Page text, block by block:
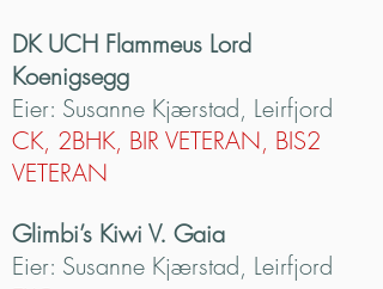
DK UCH Flammeus Lord
Koenigsegg
Eier: Susanne Kjærstad, Leirfjord
CK, 2BHK, BIR VETERAN, BIS2
VETERAN
Glimbi’s Kiwi V. Gaia
Eier: Susanne Kjærstad, Leirfjord